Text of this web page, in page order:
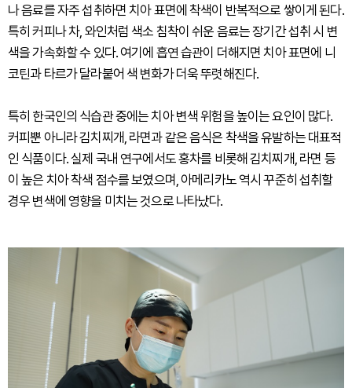
나 음료를 자주 섭취하면 치아 표면에 착색이 반복적으로 쌓이게 된다.
특히 커피나 차, 와인처럼 색소 침착이 쉬운 음료는 장기간 섭취 시 변
색을 가속화할 수 있다. 여기에 흡연 습관이 더해지면 치아 표면에 니
코틴과 타르가 달라붙어 색 변화가 더욱 뚜렷해진다.
특히 한국인의 식습관 중에는 치아 변색 위험을 높이는 요인이 많다.
커피뿐 아니라 김치찌개, 라면과 같은 음식은 착색을 유발하는 대표적
인 식품이다. 실제 국내 연구에서도 홍차를 비롯해 김치찌개, 라면 등
이 높은 치아 착색 점수를 보였으며, 아메리카노 역시 꾸준히 섭취할
경우 변색에 영향을 미치는 것으로 나타났다.